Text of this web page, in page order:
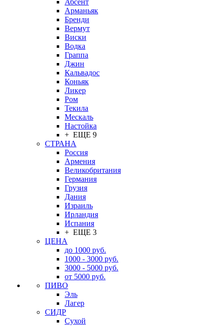
Абсент
Арманьяк
Бренди
Вермут
Виски
Водка
Граппа
Джин
Кальвадос
Коньяк
Ликер
Ром
Текила
Мескаль
Настойка
+ ЕЩЕ 9
СТРАНА
Россия
Армения
Великобритания
Германия
Грузия
Дания
Израиль
Ирландия
Испания
+ ЕЩЕ 3
ЦЕНА
до 1000 руб.
1000 - 3000 руб.
3000 - 5000 руб.
от 5000 руб.
ПИВО
Эль
Лагер
СИДР
Сухой